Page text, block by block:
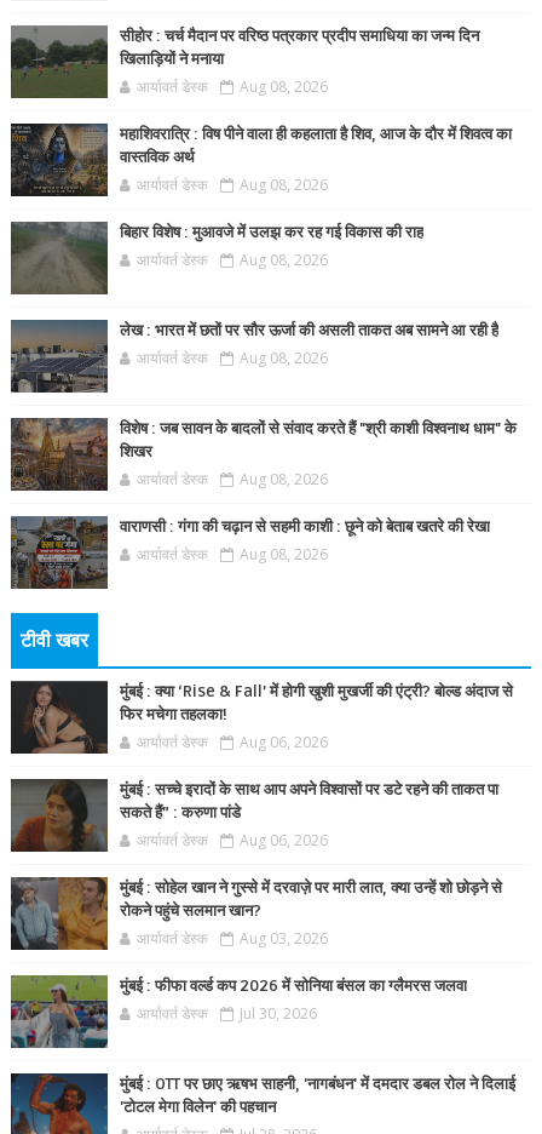
सीहोर : चर्च मैदान पर वरिष्ठ पत्रकार प्रदीप समाधिया का जन्म दिन
खिलाड़ियों ने मनाया
आर्यावर्त डेस्क Aug 08, 2026
महाशिवरात्रि : विष पीने वाला ही कहलाता है शिव, आज के दौर में शिवत्व का
वास्तविक अर्थ
आर्यावर्त डेस्क Aug 08, 2026
बिहार विशेष : मुआवजे में उलझ कर रह गई विकास की राह
आर्यावर्त डेस्क Aug 08, 2026
लेख : भारत में छतों पर सौर ऊर्जा की असली ताकत अब सामने आ रही है
आर्यावर्त डेस्क Aug 08, 2026
विशेष : जब सावन के बादलों से संवाद करते हैं "श्री काशी विश्वनाथ धाम" के
शिखर
आर्यावर्त डेस्क Aug 08, 2026
वाराणसी : गंगा की चढ़ान से सहमी काशी : छूने को बेताब खतरे की रेखा
आर्यावर्त डेस्क Aug 08, 2026
टीवी खबर
मुंबई : क्या ‘Rise & Fall’ में होगी खुशी मुखर्जी की एंट्री? बोल्ड अंदाज से
फिर मचेगा तहलका!
आर्यावर्त डेस्क Aug 06, 2026
मुंबई : सच्चे इरादों के साथ आप अपने विश्वासों पर डटे रहने की ताकत पा
सकते हैं” : करुणा पांडे
आर्यावर्त डेस्क Aug 06, 2026
मुंबई : सोहेल खान ने गुस्से में दरवाज़े पर मारी लात, क्या उन्हें शो छोड़ने से
रोकने पहुंचे सलमान खान?
आर्यावर्त डेस्क Aug 03, 2026
मुंबई : फीफा वर्ल्ड कप 2026 में सोनिया बंसल का ग्लैमरस जलवा
आर्यावर्त डेस्क Jul 30, 2026
मुंबई : OTT पर छाए ऋषभ साहनी, 'नागबंधन' में दमदार डबल रोल ने दिलाई
'टोटल मेगा विलेन' की पहचान